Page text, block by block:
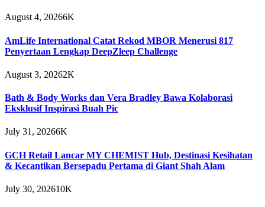
August 4, 20266K
AmLife International Catat Rekod MBOR Menerusi 817
Penyertaan Lengkap DeepZleep Challenge
August 3, 20262K
Bath & Body Works dan Vera Bradley Bawa Kolaborasi
Eksklusif Inspirasi Buah Pic
July 31, 20266K
GCH Retail Lancar MY CHEMIST Hub, Destinasi Kesihatan
& Kecantikan Bersepadu Pertama di Giant Shah Alam
July 30, 202610K